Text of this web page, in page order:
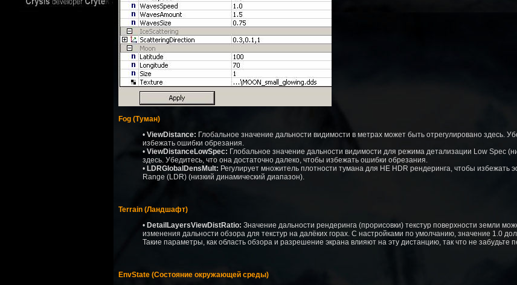
Fog (Туман)
• ViewDistance: Глобальное значение дальности видимости в метрах может быть отрегулировано здесь.
избежать ошибки обрезания.
• ViewDistanceLowSpec: Глобальное значение дальности видимости для режима детализации Low Spec
здесь. Убедитесь, что она достаточно далеко, чтобы избежать ошибки обрезания.
• LDRGlobalDensMult: Регулирует множитель плотности тумана для НЕ HDR рендеринга, чтобы избежать
Range (LDR) (низкий динамический диапазон).
Terrain (Ландшафт)
• DetailLayersViewDistRatio: Значение дальности рендеринга (прорисовки) текстур поверхности земли
изменения дальности обзора для текстур на далёких горах. С настройками по умолчанию, значение 1.0
Такие параметры, как область обзора и разрешение экрана влияют на эту дистанцию, так что не забудьте
EnvState (Состояние окружающей среды)